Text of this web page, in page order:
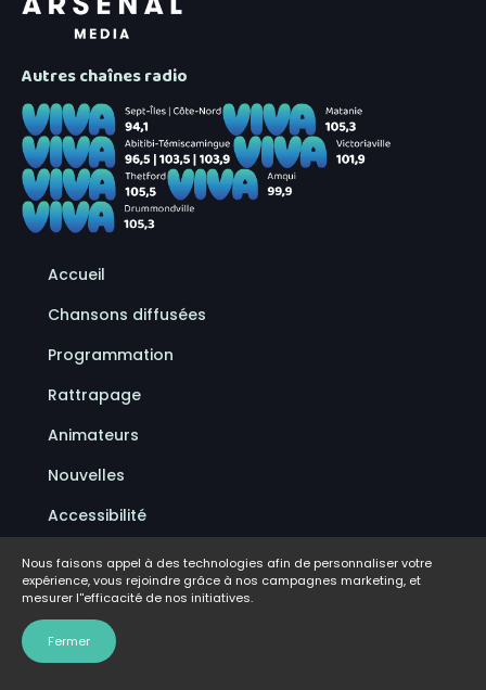
Autres chaînes radio
Accueil
Chansons diffusées
Programmation
Rattrapage
Animateurs
Nouvelles
Accessibilité
Politique de confidentialité
Conditions d'utilisation
FAQ
Nous faisons appel à des technologies afin de personnaliser votre
expérience, vous rejoindre grâce à nos campagnes marketing, et
mesurer l''efficacité de nos initiatives.
Fermer